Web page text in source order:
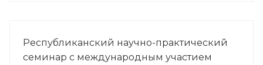
Республиканский научно-практический
семинар с международным участием